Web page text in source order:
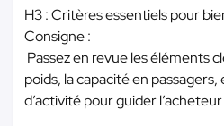
H3 : Critères essentiels pour
Consigne :
Passez en revue les éléments
poids, la capacité en
d’activité pour guider